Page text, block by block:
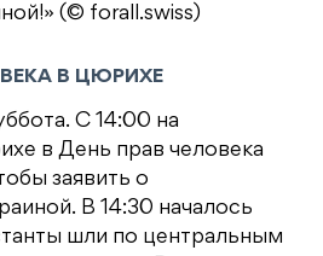
(© forall.swiss)
В ЦЮРИХЕ
С 14:00 на
в День прав человека
заявить о
В 14:30 началось
шли по центральным